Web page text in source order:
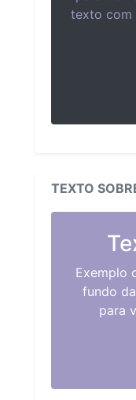
texto com
TEXTO
Exemplo
fundo
para